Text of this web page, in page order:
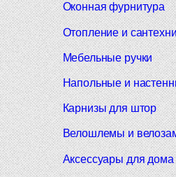
Оконная фурнитура
Отопление и
Мебельные ручки
Напольные и
Карнизы для штор
Велошлемы и
Аксессуары для дома